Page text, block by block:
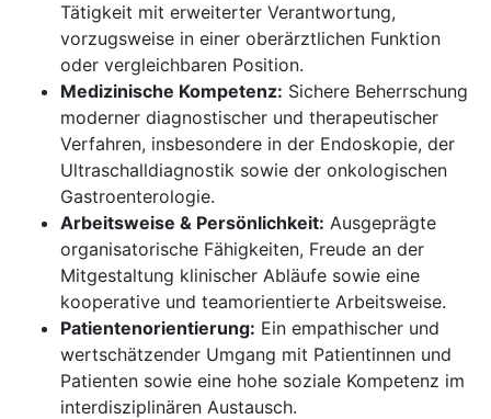
Tätigkeit mit erweiterter Verantwortung,
vorzugsweise in einer oberärztlichen Funktion
oder vergleichbaren Position.
Medizinische Kompetenz: Sichere Beherrschung
moderner diagnostischer und therapeutischer
Verfahren, insbesondere in der Endoskopie, der
Ultraschalldiagnostik sowie der onkologischen
Gastroenterologie.
Arbeitsweise & Persönlichkeit: Ausgeprägte
organisatorische Fähigkeiten, Freude an der
Mitgestaltung klinischer Abläufe sowie eine
kooperative und teamorientierte Arbeitsweise.
Patientenorientierung: Ein empathischer und
wertschätzender Umgang mit Patientinnen und
Patienten sowie eine hohe soziale Kompetenz im
interdisziplinären Austausch.